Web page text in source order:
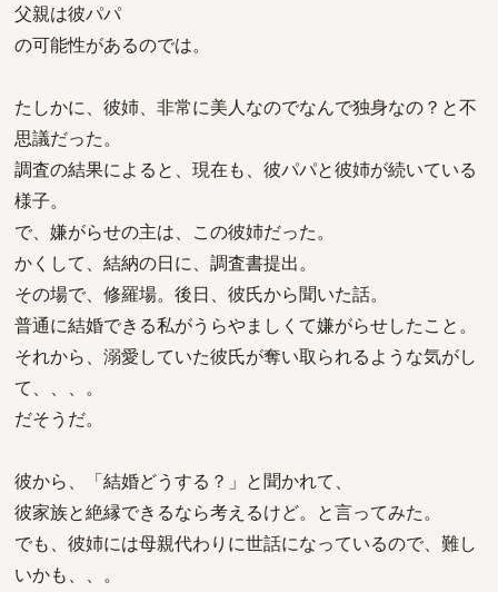
父親は彼パパ
の可能性があるのでは。
たしかに、彼姉、非常に美人なのでなんで独身なの？と不
思議だった。
調査の結果によると、現在も、彼パパと彼姉が続いている
様子。
で、嫌がらせの主は、この彼姉だった。
かくして、結納の日に、調査書提出。
その場で、修羅場。後日、彼氏から聞いた話。
普通に結婚できる私がうらやましくて嫌がらせしたこと。
それから、溺愛していた彼氏が奪い取られるような気がし
て、、、。
だそうだ。
彼から、「結婚どうする？」と聞かれて、
彼家族と絶縁できるなら考えるけど。と言ってみた。
でも、彼姉には母親代わりに世話になっているので、難し
いかも、、。